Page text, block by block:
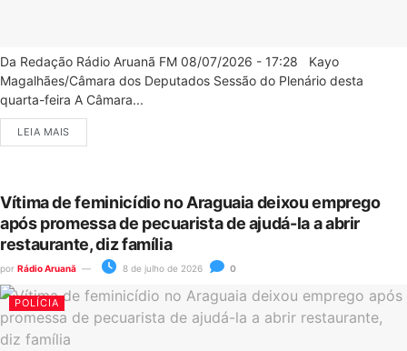
Da Redação Rádio Aruanã FM 08/07/2026 - 17:28 Kayo
Magalhães/Câmara dos Deputados Sessão do Plenário desta
quarta-feira A Câmara...
LEIA MAIS
Vítima de feminicídio no Araguaia deixou emprego
após promessa de pecuarista de ajudá-la a abrir
restaurante, diz família
por Rádio Aruanã 8 de julho de 2026 0
POLÍCIA